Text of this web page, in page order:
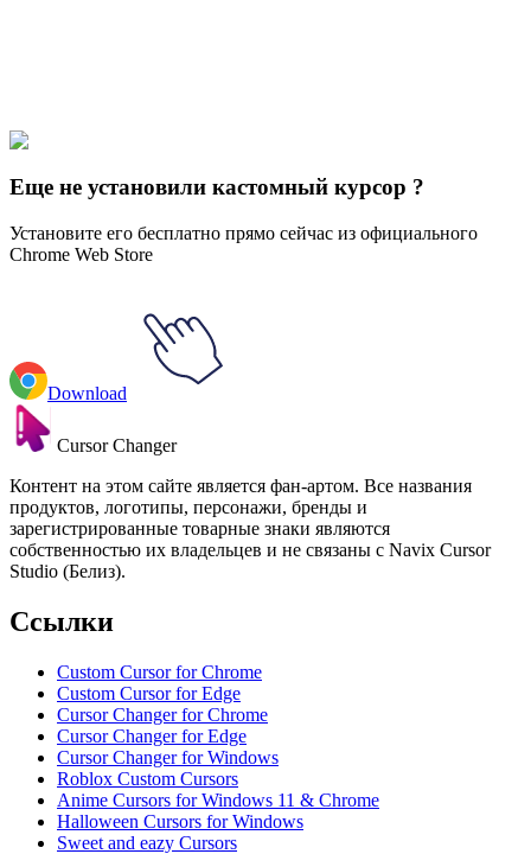
Explore All Collections
Еще не установили кастомный курсор ?
Установите его бесплатно прямо сейчас из официального
Chrome Web Store
Download
Cursor Changer
Контент на этом сайте является фан-артом. Все названия
продуктов, логотипы, персонажи, бренды и
зарегистрированные товарные знаки являются
собственностью их владельцев и не связаны с Navix Cursor
Studio (Белиз).
Ссылки
Custom Cursor for Chrome
Custom Cursor for Edge
Cursor Changer for Chrome
Cursor Changer for Edge
Cursor Changer for Windows
Roblox Custom Cursors
Anime Cursors for Windows 11 & Chrome
Halloween Cursors for Windows
Sweet and eazy Cursors